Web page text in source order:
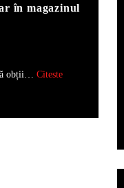
în magazinul
obții… Citeste